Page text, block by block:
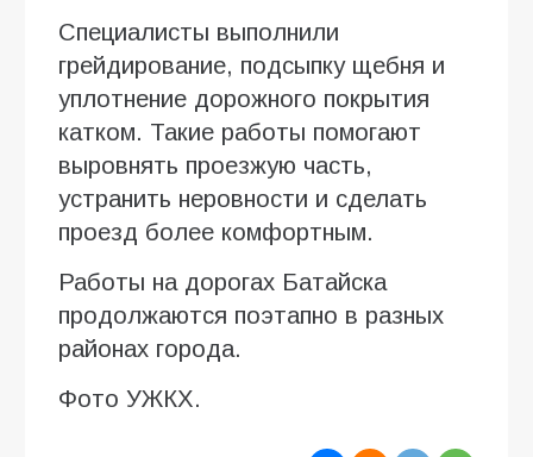
Специалисты выполнили
грейдирование, подсыпку щебня и
уплотнение дорожного покрытия
катком. Такие работы помогают
выровнять проезжую часть,
устранить неровности и сделать
проезд более комфортным.
Работы на дорогах Батайска
продолжаются поэтапно в разных
районах города.
Фото УЖКХ.